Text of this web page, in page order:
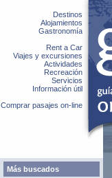
Destinos
Alojamientos
Gastronomía
Rent a Car
Viajes y excursiones
Actividades
Recreación
Servicios
Información útil
Comprar pasajes on-line
Más buscados